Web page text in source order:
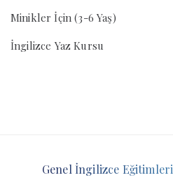
Minikler İçin (3-6 Yaş)
İngilizce Yaz Kursu
Genel İngilizce Eğitimleri